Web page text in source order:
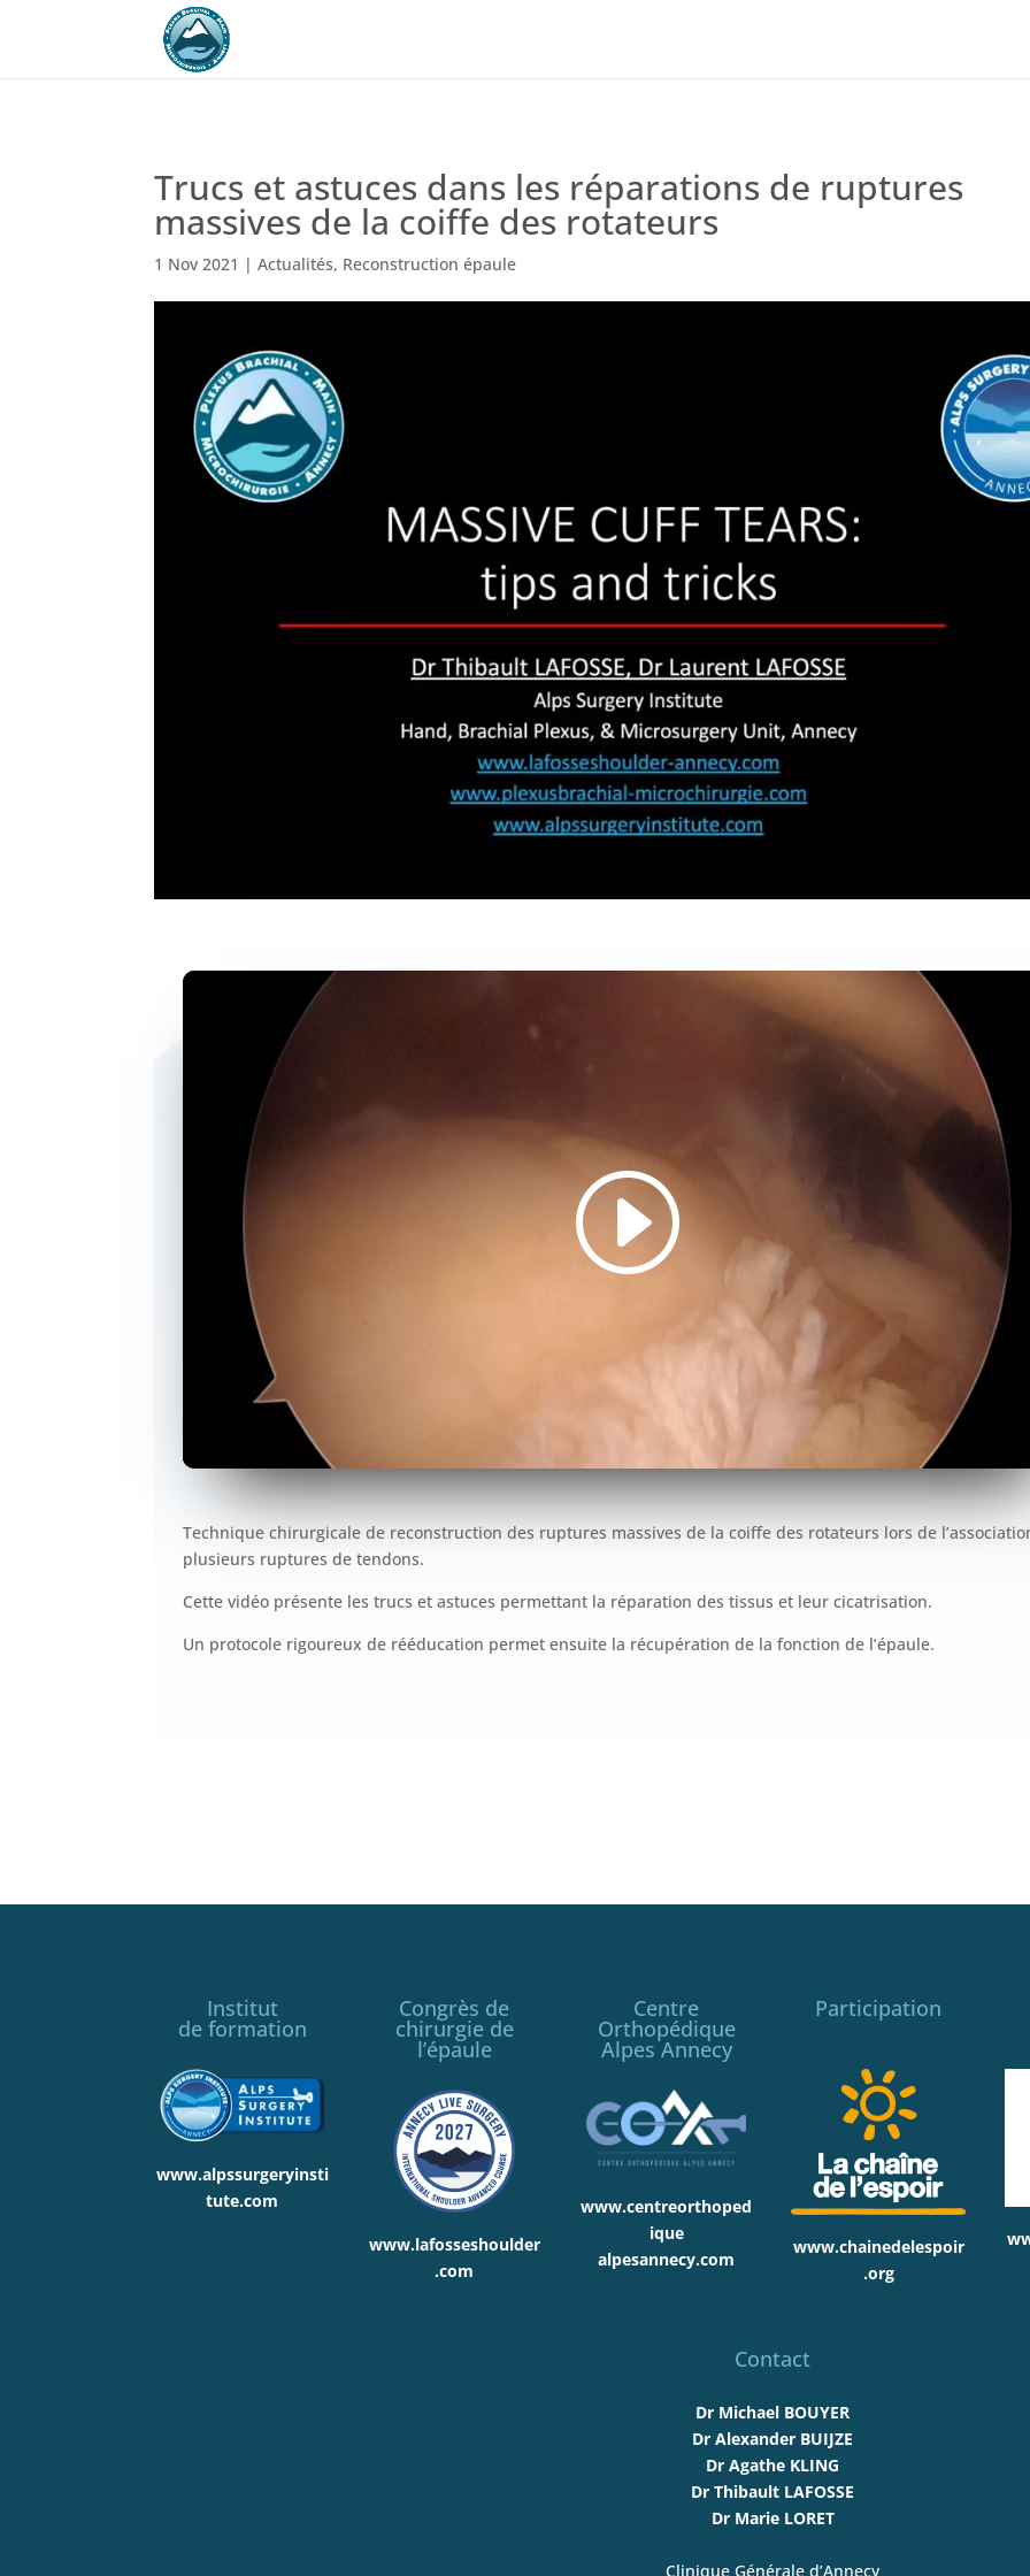
Trucs et astuces dans les réparations de ruptures
massives de la coiffe des rotateurs
1 Nov 2021 |Actualités, Reconstruction épaule
Technique chirurgicale de reconstruction des ruptures massives de la coiffe des rotateurs lors de
plusieurs ruptures de tendons.
Cette vidéo présente les trucs et astuces permettant la réparation des tissus et leur cicatrisation.
Un protocole rigoureux de rééducation permet ensuite la récupération de la fonction de l’épaule.
Institut
de formation
www.alpssurgeryinsti
tute.com
Congrès de
chirurgie de
l’épaule
www.lafosseshoulder
.com
Centre
Orthopédique
Alpes Annecy
www.centreorthoped
ique
alpesannecy.com
Participation
www.chainedelespoir
.org
Contact
Dr Michael BOUYER
Dr Alexander BUIJZE
Dr Agathe KLING
Dr Thibault LAFOSSE
Dr Marie LORET
Clinique Générale d’Annecy